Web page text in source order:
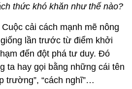
thức khó khăn như thế nào?
Cuộc cải cách mạnh mẽ nông
lần trước từ điểm khởi
đến đột phá tư duy. Đó
ta hay gọi bằng những cái tên
trường”, “cách nghĩ”…